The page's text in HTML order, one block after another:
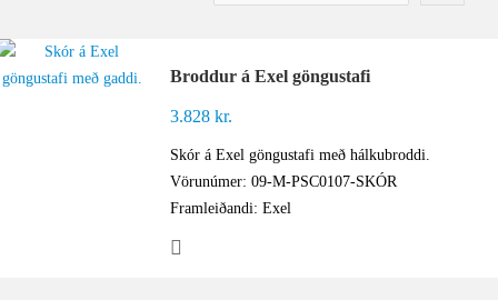
Broddur á Exel göngustafi
3.828kr.
Skór á Exel göngustafi með hálkubroddi.
Vörunúmer: 09-M-PSC0107-SKÓR
Framleiðandi: Exel